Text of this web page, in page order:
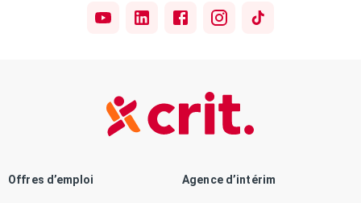
Offres d’emploi Agence d’intérim